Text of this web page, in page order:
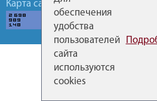
Карта сайта Обратная связь
обеспечения
удобства
пользователей
сайта
используются
cookies